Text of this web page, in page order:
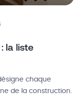
la liste
chaque
de la construction.